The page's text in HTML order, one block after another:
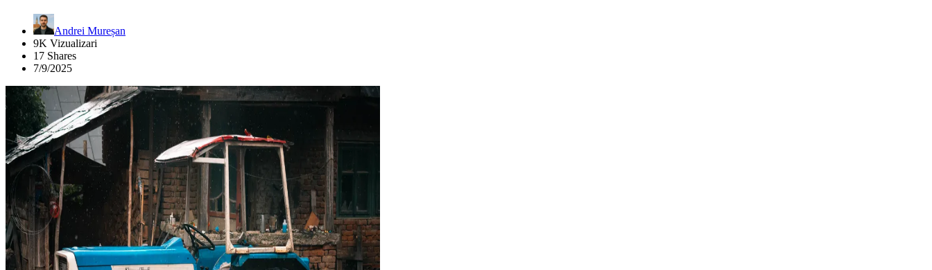
Andrei Mureșan
9K Vizualizari
17 Shares
7/9/2025